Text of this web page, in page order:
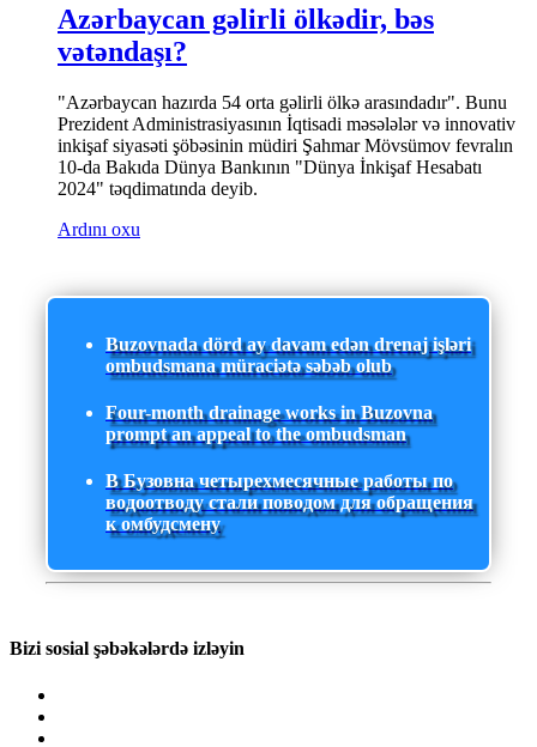
Azərbaycan gəlirli ölkədir, bəs
vətəndaşı?
"Azərbaycan hazırda 54 orta gəlirli ölkə arasındadır". Bunu
Prezident Administrasiyasının İqtisadi məsələlər və innovativ
inkişaf siyasəti şöbəsinin müdiri Şahmar Mövsümov fevralın
10-da Bakıda Dünya Bankının "Dünya İnkişaf Hesabatı
2024" təqdimatında deyib.
Ardını oxu
Buzovnada dörd ay davam edən drenaj işləri
ombudsmana müraciətə səbəb olub
Four-month drainage works in Buzovna
prompt an appeal to the ombudsman
В Бузовна четырехмесячные работы по
водоотводу стали поводом для обращения
к омбудсмену
Bizi sosial şəbəkələrdə izləyin